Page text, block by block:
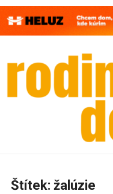
Štítek: žalúzie